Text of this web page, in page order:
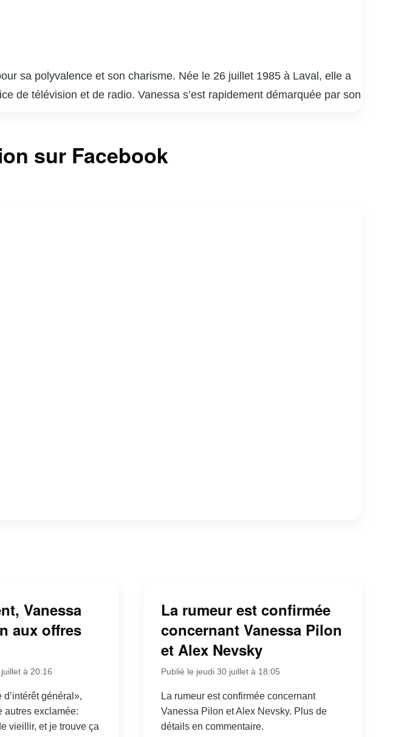
sa polyvalence et son charisme. Née le 26 juillet 1985 à Laval, elle a
de télévision et de radio. Vanessa s’est rapidement démarquée par son
talents d’animatrice, Vanessa Pilon est également reconnue pour son
sur Facebook
Vanessa
aux offres
à 20:16
général»,
autres exclamée:
vieillir, et je trouve ça
La rumeur est confirmée
concernant Vanessa Pilon
et Alex Nevsky
Publié le jeudi 30 juillet à 18:05
La rumeur est confirmée concernant
Vanessa Pilon et Alex Nevsky. Plus de
détails en commentaire.